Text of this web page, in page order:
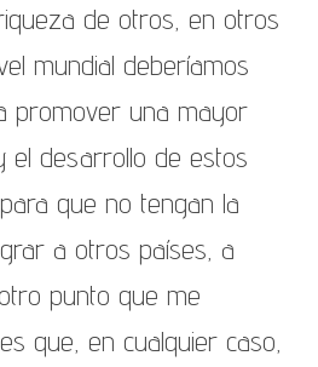
de otros, en otros
mundial deberíamos
promover una mayor
el desarrollo de estos
que no tengan la
a otros países, a
punto que me
que, en cualquier caso,